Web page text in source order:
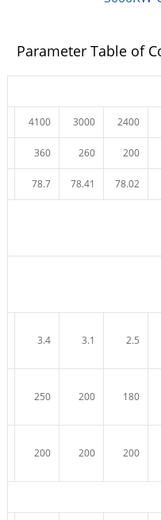
Parameter Table of
2400
3000
4100
200
260
360
78.02
78.41
78.7
2.5
3.1
3.4
180
200
250
200
200
200